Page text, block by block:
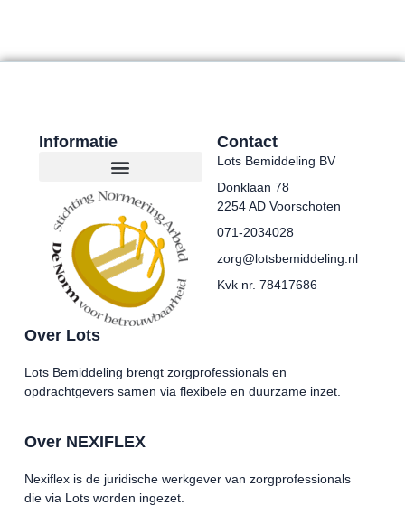
Over Lots
Lots Bemiddeling brengt zorgprofessionals en
opdrachtgevers samen via flexibele en duurzame inzet.
Over NEXIFLEX
Nexiflex is de juridische werkgever van zorgprofessionals
die via Lots worden ingezet.
Informatie Contact
Lots Bemiddeling BV
Donklaan 78
2254 AD Voorschoten
071-2034028
zorg@lotsbemiddeling.nl
Kvk nr. 78417686